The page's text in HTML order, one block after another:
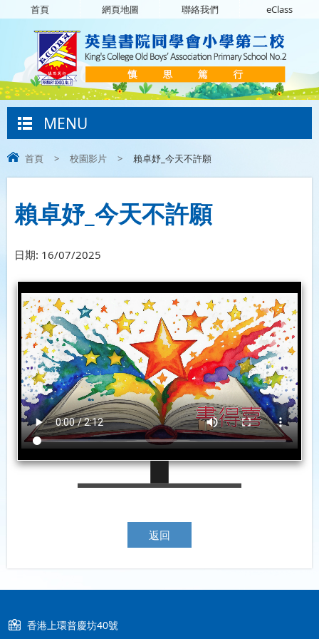
首頁 網頁地圖 聯絡我們 eClass
MENU
首頁 > 校園影片 > 賴卓妤_今天不許願
賴卓妤_今天不許願
日期: 16/07/2025
返回
香港上環普慶坊40號